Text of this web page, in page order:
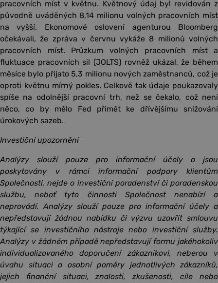
pracovních míst v květnu. Květnový údaj byl revidován z
původně uváděných 8,14 milionu volných pracovních míst
na vyšší. Ekonomové oslovení agenturou Bloomberg
očekávali, že zpráva v červnu vykáže 8 milionů volných
pracovních míst. Průzkum volných pracovních míst a
fluktuace pracovních sil (JOLTS) rovněž ukázal, že během
měsíce bylo přijato 5,3 milionu nových zaměstnanců, což je
oproti květnu mírný pokles. Celkově tak údaje poukazovaly
spíše na odolnější pracovní trh, než se čekalo, což není
něco, co by mělo Fed přimět ke dřívějšímu snižování
úrokových sazeb.
Investiční upozornění
Analýzy slouží pouze pro informační účely a jsou
poskytovány v rámci informační podpory klientům
Společnosti, nejde o investiční poradenství či poradenskou
službu, neboť tyto činnosti Společnost nenabízí a
neprovádí. Analýzy slouží pouze pro informační účely a
nepředstavují žádnou nabídku či výzvu uzavřít smlouvu
týkající se investičního nástroje nebo investiční služby.
Analýzy v žádném případě nepředstavují formu jakéhokoliv
individualizovaného doporučení zákazníkovi, neberou v
úvahu situaci a osobní poměry jednotlivých zákazníků,
jejich finanční situaci, znalosti, zkušenosti, cíle nebo